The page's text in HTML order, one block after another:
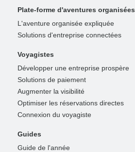
Plate-forme d'aventures organisées
L'aventure organisée expliquée
Solutions d'entreprise connectées
Voyagistes
Développer une entreprise prospère
Solutions de paiement
Augmenter la visibilité
Optimiser les réservations directes
Connexion du voyagiste
Guides
Guide de l'année